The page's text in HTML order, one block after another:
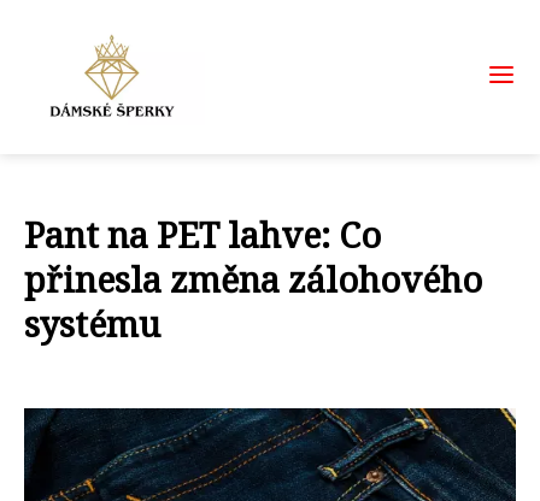
Pant na PET lahve: Co
přinesla změna zálohového
systému